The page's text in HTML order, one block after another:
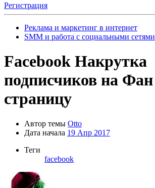
Регистрация
Реклама и маркетинг в интернет
SMM и работа с социальными сетями
Facebook Накрутка
подписчиков на Фан
страницу
Автор темы Otto
Дата начала 19 Апр 2017
Теги
facebook